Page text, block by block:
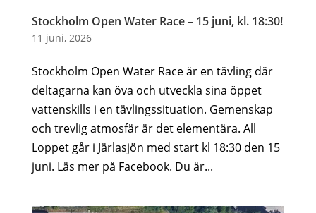
Stockholm Open Water Race – 15 juni, kl. 18:30!
11 juni, 2026
Stockholm Open Water Race är en tävling där
deltagarna kan öva och utveckla sina öppet
vattenskills i en tävlingssituation. Gemenskap
och trevlig atmosfär är det elementära. All
Loppet går i Järlasjön med start kl 18:30 den 15
juni. Läs mer på Facebook. Du är...